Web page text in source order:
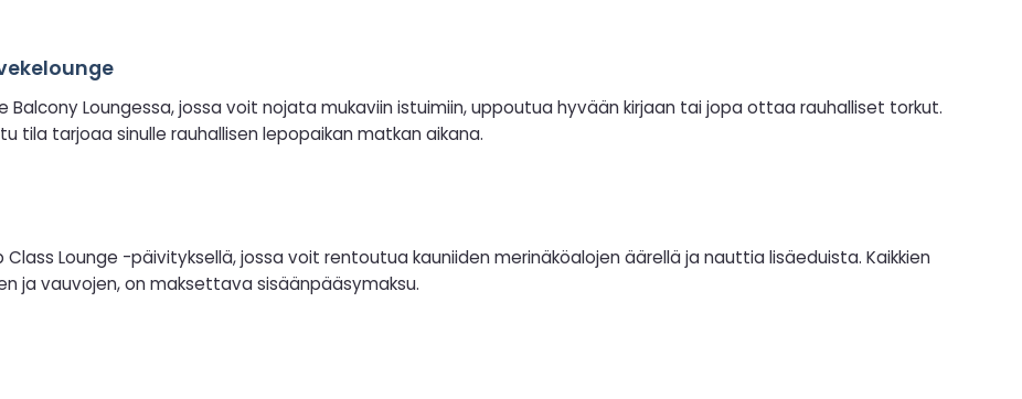
Balcony Loungessa, jossa voit nojata mukaviin istuimiin, uppoutua hyvään kirjaan tai jopa ottaa rauhalliset torkut.
tila tarjoaa sinulle rauhallisen lepopaikan matkan aikana.
Class Lounge -päivityksellä, jossa voit rentoutua kauniiden merinäköalojen äärellä ja nauttia lisäeduista. Kaikkien
ja vauvojen, on maksettava sisäänpääsymaksu.